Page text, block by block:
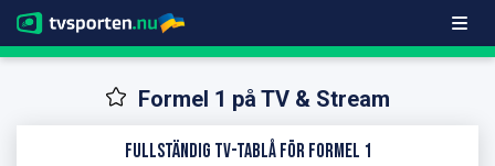
Formel 1 på TV & Stream
Fullständig TV-Tablå för Formel 1